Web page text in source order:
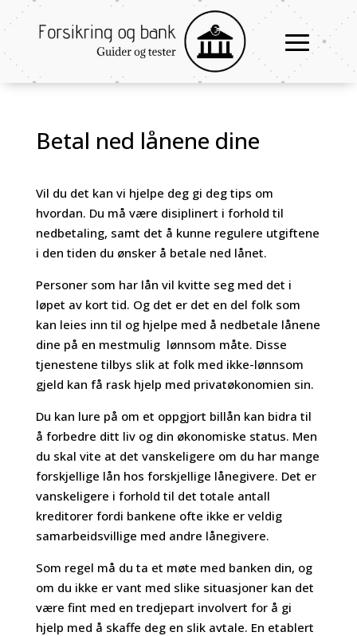
Betal ned lånene dine
Vil du det kan vi hjelpe deg gi deg tips om
hvordan. Du må være disiplinert i forhold til
nedbetaling, samt det å kunne regulere utgiftene
i den tiden du ønsker å betale ned lånet.
Personer som har lån vil kvitte seg med det i
løpet av kort tid. Og det er det en del folk som
kan leies inn til og hjelpe med å nedbetale lånene
dine på en mestmulig lønnsom måte. Disse
tjenestene tilbys slik at folk med ikke-lønnsom
gjeld kan få rask hjelp med privatøkonomien sin.
Du kan lure på om et oppgjort billån kan bidra til
å forbedre ditt liv og din økonomiske status. Men
du skal vite at det vanskeligere om du har mange
forskjellige lån hos forskjellige lånegivere. Det er
vanskeligere i forhold til det totale antall
kreditorer fordi bankene ofte ikke er veldig
samarbeidsvillige med andre lånegivere.
Som regel må du ta et møte med banken din, og
om du ikke er vant med slike situasjoner kan det
være fint med en tredjepart involvert for å gi
hjelp med å skaffe deg en slik avtale. En etablert